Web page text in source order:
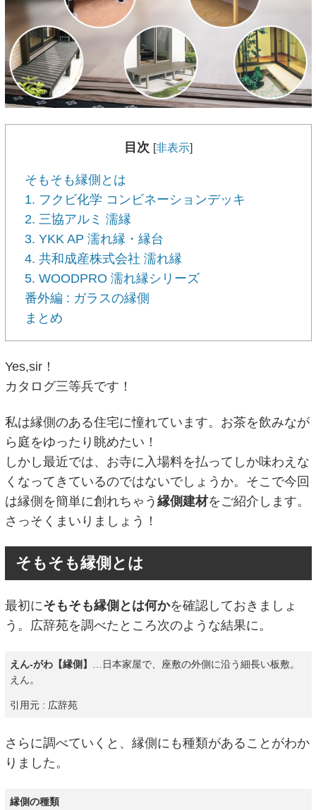
目次 [非表示]
そもそも縁側とは
1. フクビ化学 コンビネーションデッキ
2. 三協アルミ 濡縁
3. YKK AP 濡れ縁・縁台
4. 共和成産株式会社 濡れ縁
5. WOODPRO 濡れ縁シリーズ
番外編 : ガラスの縁側
まとめ
Yes,sir！
カタログ三等兵です！
私は縁側のある住宅に憧れています。お茶を飲みなが
ら庭をゆったり眺めたい！
しかし最近では、お寺に入場料を払ってしか味わえな
くなってきているのではないでしょうか。そこで今回
は縁側を簡単に創れちゃう 縁側建材をご紹介します。
さっそくまいりましょう！
そもそも縁側とは
最初にそもそも縁側とは何かを確認しておきましょ
う。広辞苑を調べたところ次のような結果に。
えん‐がわ【縁側】
…日本家屋で、座敷の外側に沿う細長い板敷。
えん。
引用元 : 広辞苑
さらに調べていくと、縁側にも種類があることがわか
りました。
縁側の種類